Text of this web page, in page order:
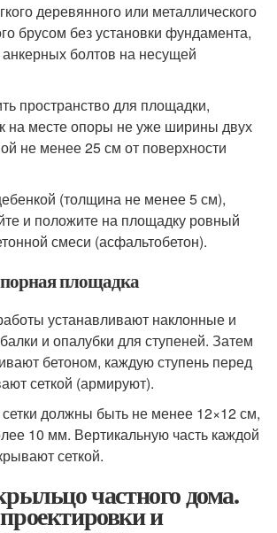
деревянного или металлического
брусом без установки фундамента,
болтов на несущей
пространство для площадки,
на месте опоры не уже ширины двух
не менее 25 см от поверхности
(толщина не менее 5 см),
и положите на площадку ровный
смеси (асфальтобетон).
площадка
устанавливают наклонные и
и опалубки для ступеней. Затем
бетоном, каждую ступень перед
сеткой (армируют).
должны быть не менее 12×12 см,
10 мм. Вертикальную часть каждой
сеткой.
частного дома.
и